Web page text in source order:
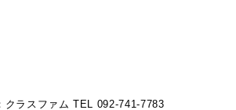
ラスファム TEL 092-741-7783